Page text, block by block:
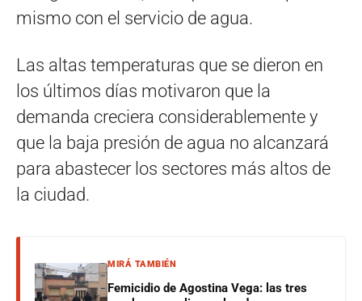
mismo con el servicio de agua.
Las altas temperaturas que se dieron en
los últimos días motivaron que la
demanda creciera considerablemente y
que la baja presión de agua no alcanzará
para abastecer los sectores más altos de
la ciudad.
MIRÁ TAMBIÉN
Femicidio de Agostina Vega: las tres